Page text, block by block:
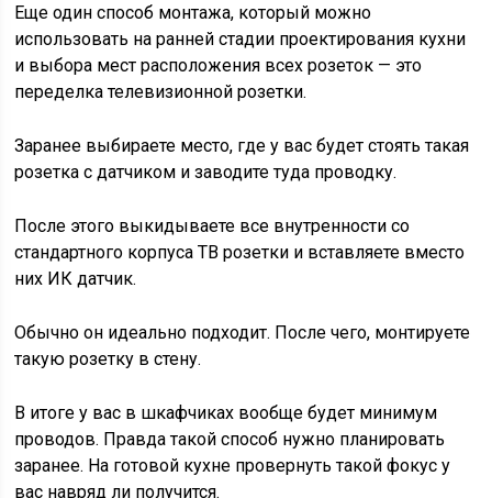
Еще один способ монтажа, который можно
использовать на ранней стадии проектирования кухни
и выбора мест расположения всех розеток — это
переделка телевизионной розетки.
Заранее выбираете место, где у вас будет стоять такая
розетка с датчиком и заводите туда проводку.
После этого выкидываете все внутренности со
стандартного корпуса ТВ розетки и вставляете вместо
них ИК датчик.
Обычно он идеально подходит. После чего, монтируете
такую розетку в стену.
В итоге у вас в шкафчиках вообще будет минимум
проводов. Правда такой способ нужно планировать
заранее. На готовой кухне провернуть такой фокус у
вас навряд ли получится.